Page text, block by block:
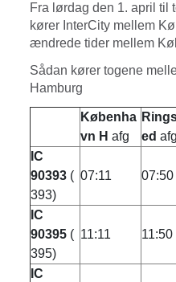
Fra lørdag den 1. april til
kører InterCity mellem
ændrede tider mellem
Sådan kører togene
Hamburg
Københa
vn H afg
ed afg
IC
90393 (
393)
07:11 07:50
IC
90395 (
395)
11:11 11:50
IC